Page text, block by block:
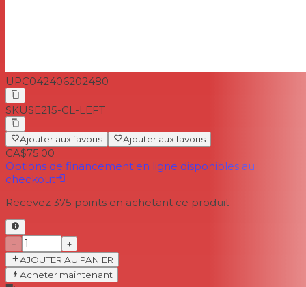
UPC042406202480
SKUSE215-CL-LEFT
Ajouter aux favoris Ajouter aux favoris
CA$75.00
Options de financement en ligne disponibles au
checkout
Recevez 375 points en achetant ce produit
−
+
AJOUTER AU PANIER
Acheter maintenant